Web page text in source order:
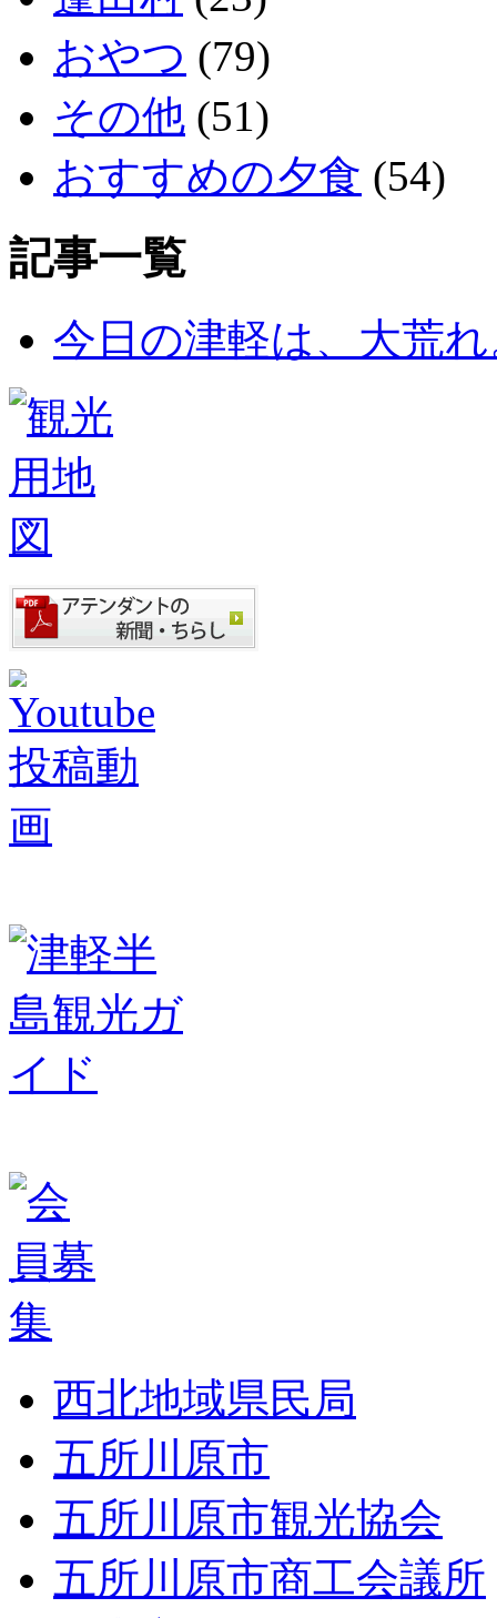
おやつ (79)
その他 (51)
おすすめの夕食 (54)
記事一覧
今日の津軽は、大荒
西北地域県民局
五所川原市
五所川原市観光協会
五所川原市商工会議所